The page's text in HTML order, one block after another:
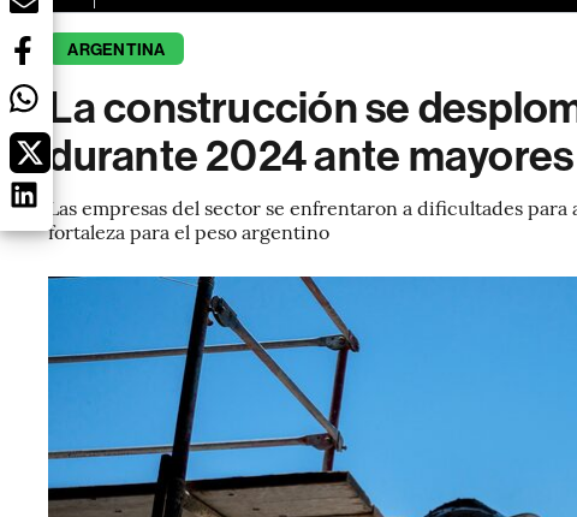
ARGENTINA
La construcción se
durante 2024 ante
Las empresas del sector se enfrentaron a dificultades
fortaleza para el peso argentino